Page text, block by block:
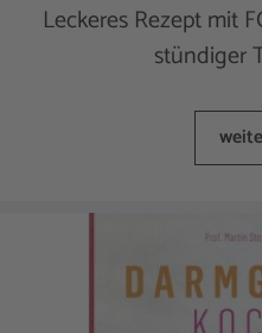
Leckeres Rezept mit
stündiger